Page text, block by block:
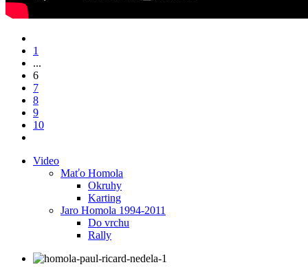
1
...
6
7
8
9
10
Video
Maťo Homola
Okruhy
Karting
Jaro Homola 1994-2011
Do vrchu
Rally